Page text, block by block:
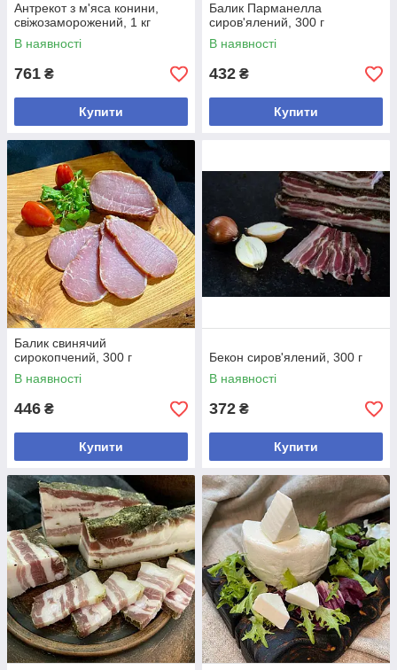
Антрекот з м'яса конини,
свіжозаморожений, 1 кг
В наявності
761 ₴
Купити
Балик Парманелла
сиров'ялений, 300 г
В наявності
432 ₴
Купити
Балик свинячий
сирокопчений, 300 г
В наявності
446 ₴
Купити
Бекон сиров'ялений, 300 г
В наявності
372 ₴
Купити